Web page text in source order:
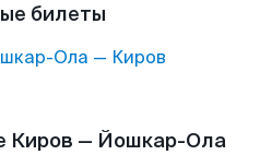
билеты
Ола — Киров
Киров — Йошкар-Ола